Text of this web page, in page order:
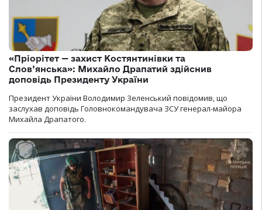
«Пріорітет — захист Костянтинівки та
Слов’янська»: Михайло Драпатий здійснив
доповідь Президенту України
Президент України Володимир Зеленський повідомив, що
заслухав доповідь Головнокомандувача ЗСУ генерал-майора
Михайла Драпатого.